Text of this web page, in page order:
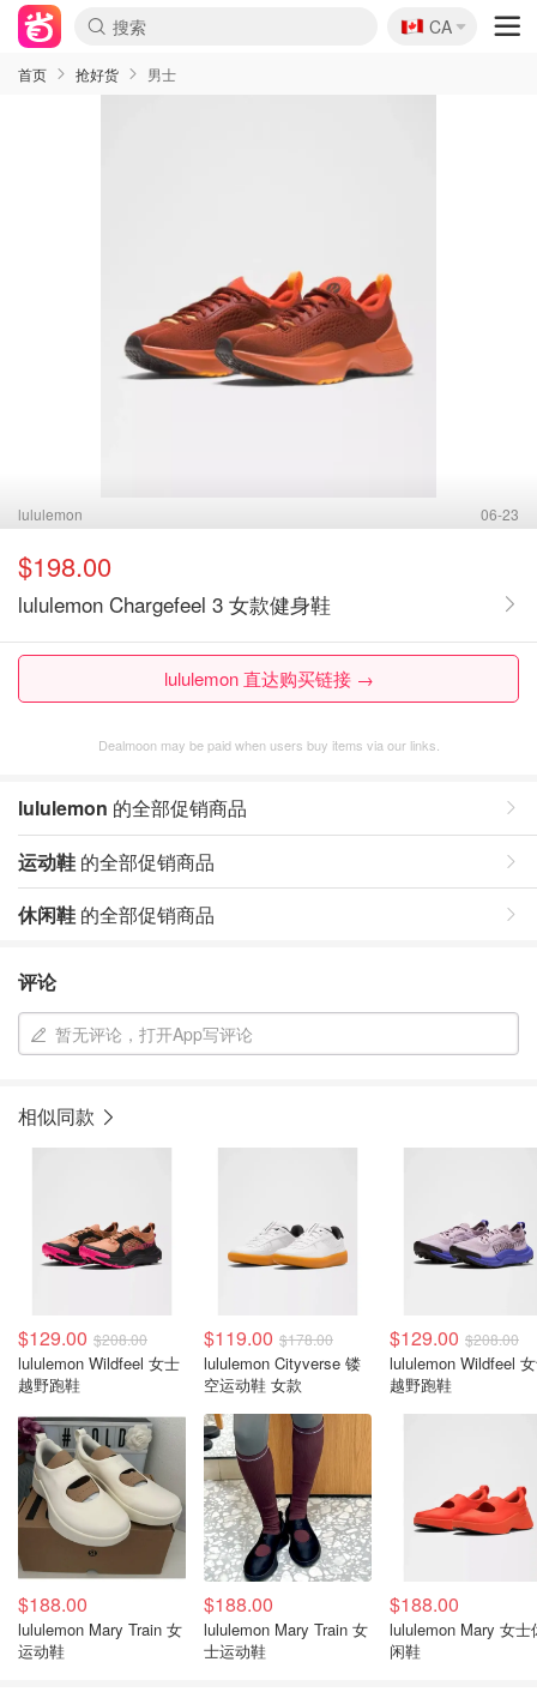
🇨🇦
CA
首页 抢好货 男士
lululemon 06-23
$198.00
lululemon Chargefeel 3 女款健身鞋
lululemon 直达购买链接 →
Dealmoon may be paid when users buy items via our links.
lululemon 的全部促销商品
运动鞋 的全部促销商品
休闲鞋 的全部促销商品
评论
暂无评论，打开App写评论
相似同款
$129.00 $208.00
lululemon Wildfeel 女士
越野跑鞋
$119.00 $178.00
lululemon Cityverse 镂
空运动鞋 女款
$129.00 $208.00
lululemon Wildfeel
越野跑鞋
$188.00
lululemon Mary Train 女
运动鞋
$188.00
lululemon Mary Train 女
士运动鞋
$188.00
lululemon Mary 女士
闲鞋